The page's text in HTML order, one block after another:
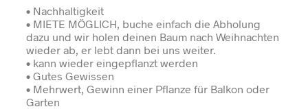
• Nachhaltigkeit
• MIETE MÖGLICH, buche einfach die Abholung
dazu und wir holen deinen Baum nach Weihnachten
wieder ab, er lebt dann bei uns weiter.
• kann wieder eingepflanzt werden
• Gutes Gewissen
• Mehrwert, Gewinn einer Pflanze für Balkon oder
Garten